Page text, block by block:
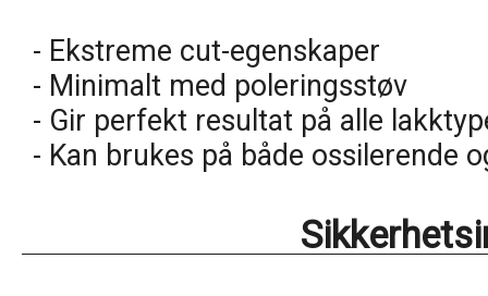
- Ekstreme cut-egenskaper
- Minimalt med poleringsstøv
- Gir perfekt resultat på alle
- Kan brukes på både ossilerende